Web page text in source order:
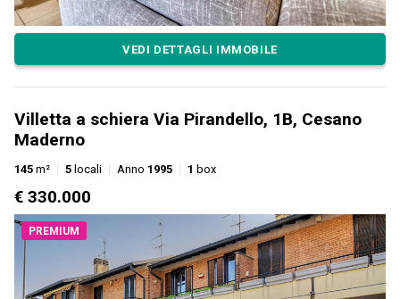
VEDI DETTAGLI IMMOBILE
Villetta a schiera Via Pirandello, 1B, Cesano
Maderno
145 m² 5 locali Anno 1995 1 box
€ 330.000
PREMIUM